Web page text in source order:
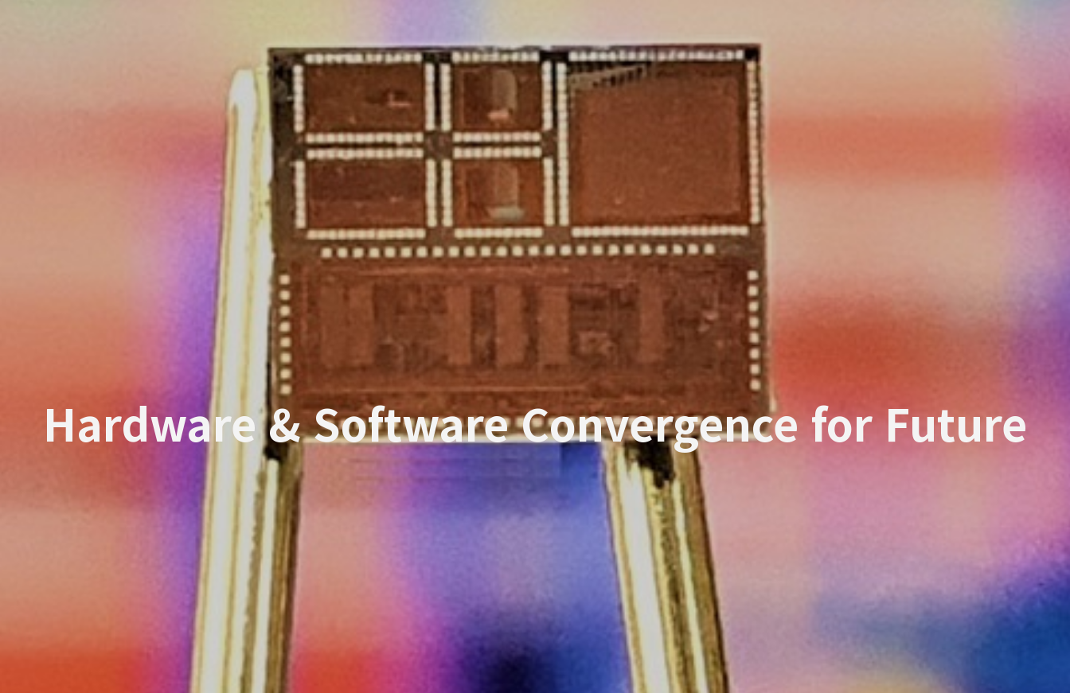
Hardware & Software Convergence for Future